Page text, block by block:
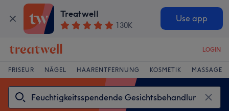
Treatwell
130K
Use app
LOGIN
FRISEUR NÄGEL HAARENTFERNUNG KOSMETIK MASSAGE